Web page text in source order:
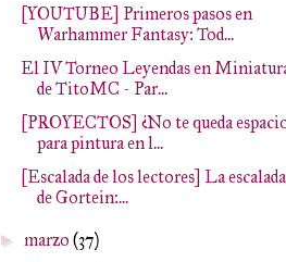
[YOUTUBE] Primeros pasos en
Warhammer Fantasy: Tod...
El IV Torneo Leyendas en
de TitoMC - Par...
[PROYECTOS] ¿No te queda
para pintura en l...
[Escalada de los lectores] La escalada
de Gortein:...
► marzo(37)